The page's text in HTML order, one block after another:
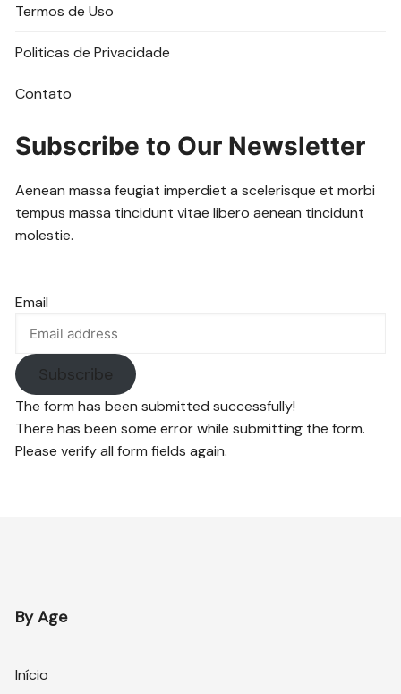
Termos de Uso
Politicas de Privacidade
Contato
Subscribe to Our Newsletter
Aenean massa feugiat imperdiet a scelerisque et morbi
tempus massa tincidunt vitae libero aenean tincidunt
molestie.
Email
Subscribe
The form has been submitted successfully!
There has been some error while submitting the form.
Please verify all form fields again.
By Age
Início